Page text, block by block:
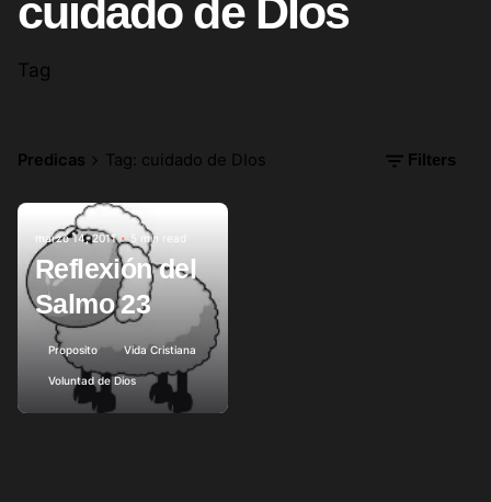
cuidado de DIos
Tag
Predicas Tag: cuidado de DIos Filters
Posted by
marzo 14, 2011 5 min read
Reflexión del
Salmo 23
Proposito Vida Cristiana
Voluntad de Dios